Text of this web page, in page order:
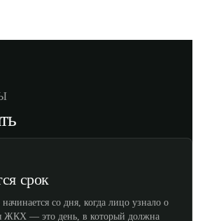
срок
со дня, когда лицо узнало о
ЖКХ — это день, в который должна